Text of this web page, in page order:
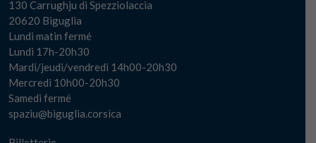
130 Carrughju di Spezziolaccia
20620 Biguglia
Lundi matin fermé
Lundi 17h-20h30
Mardi/jeudi/vendredi 14h00-20h30
Mercredi 10h00-20h30
Samedi fermé
spaziu@biguglia.corsica